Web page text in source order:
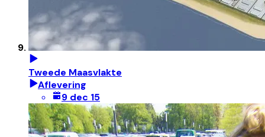
Tweede Maasvlakte
Aflevering
9 dec 15